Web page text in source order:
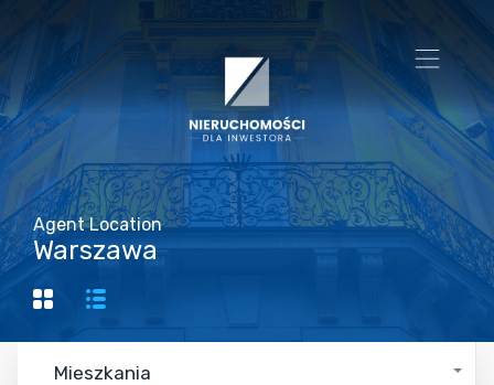
Agent Location
Warszawa
Mieszkania